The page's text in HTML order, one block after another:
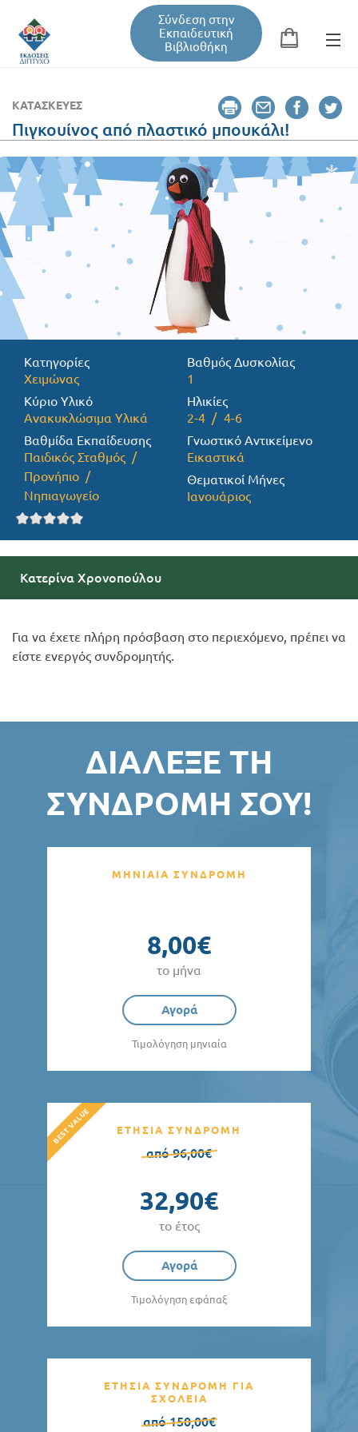
Σύνδεση στην
Εκπαιδευτική
Βιβλιοθήκη
Φόρμα αναζήτησης
Εκπαιδευτική Βιβλιοθήκη
Βιβλία
Σεμινάρια / Συνέδρια
Τεύχη Περιοδικών
Προσφορές
ΚΑΤΑΣΚΕΥΈΣ
Πιγκουίνος από πλαστικό μπουκάλι!
Κατηγορίες
Χειμώνας
Βαθμός Δυσκολίας
1
Κύριο Υλικό
Ανακυκλώσιμα Υλικά
Ηλικίες
2-4
4-6
Βαθμίδα Εκπαίδευσης
Παιδικός Σταθμός
Προνήπιο
Νηπιαγωγείο
Γνωστικό Αντικείμενο
Εικαστικά
Θεματικοί Μήνες
Ιανουάριος
Κατερίνα Χρονοπούλου
Για να έχετε πλήρη πρόσβαση στο περιεχόμενο, πρέπει να
είστε ενεργός συνδρομητής.
ΔΙΆΛΕΞΕ ΤΗ
ΣΥΝΔΡΟΜΉ ΣΟΥ!
ΜΗΝΙΑΙΑ ΣΥΝΔΡΟΜΗ
8,00€
το μήνα
Αγορά
Τιμολόγηση μηνιαία
ΕΤΗΣΙΑ ΣΥΝΔΡΟΜΗ
από 96,00€
32,90€
το έτος
Αγορά
Τιμολόγηση εφάπαξ
ΕΤΗΣΙΑ ΣΥΝΔΡΟΜΗ ΓΙΑ
ΣΧΟΛΕΙΑ
από 150,00€